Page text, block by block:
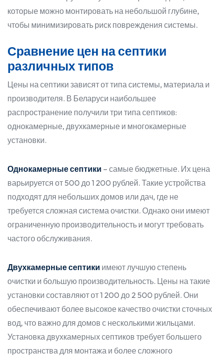
которые можно монтировать на небольшой глубине,
чтобы минимизировать риск повреждения системы.
Сравнение цен на септики
различных типов
Цены на септики зависят от типа системы, материала и
производителя. В Беларуси наибольшее
распространение получили три типа септиков:
однокамерные, двухкамерные и многокамерные
установки.
Однокамерные септики – самые бюджетные. Их цена
варьируется от 500 до 1 200 рублей. Такие устройства
подходят для небольших домов или дач, где не
требуется сложная система очистки. Однако они имеют
ограниченную производительность и могут требовать
частого обслуживания.
Двухкамерные септики имеют лучшую степень
очистки и большую производительность. Цены на такие
установки составляют от 1 200 до 2 500 рублей. Они
обеспечивают более высокое качество очистки сточных
вод, что важно для домов с несколькими жильцами.
Установка двухкамерных септиков требует большего
пространства для монтажа и более сложного